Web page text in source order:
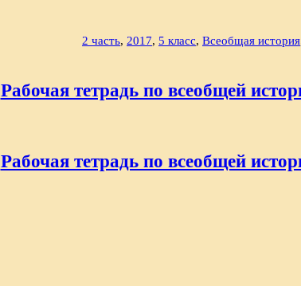
2 часть, 2017, 5 класс, Всеобщая история
Рабочая тетрадь по всеобщей
Рабочая тетрадь по всеобщей